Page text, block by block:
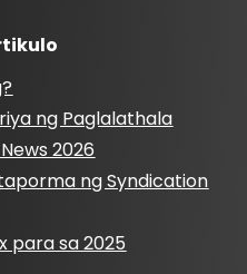
ng Paglalathala
2026
ng Syndication
para sa 2025